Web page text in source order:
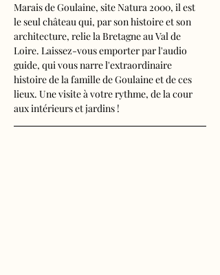
Marais de Goulaine, site Natura 2000, il est
le seul château qui, par son histoire et son
architecture, relie la Bretagne au Val de
Loire. Laissez-vous emporter par l'audio
guide, qui vous narre l'extraordinaire
histoire de la famille de Goulaine et de ces
lieux. Une visite à votre rythme, de la cour
aux intérieurs et jardins !